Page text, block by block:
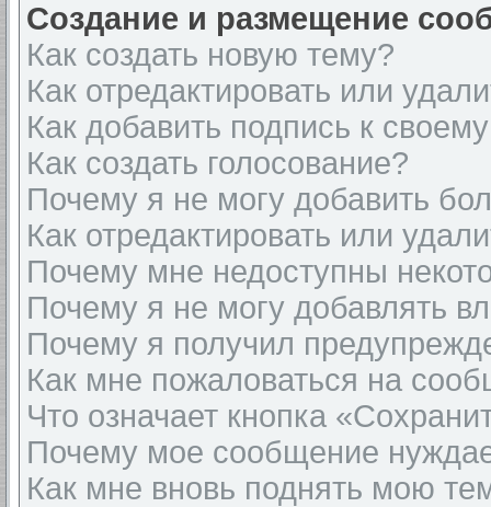
Создание и размещение
Как создать новую тему?
Как отредактировать или
Как добавить подпись к
Как создать голосование?
Почему я не могу добавить
Как отредактировать или
Почему мне недоступны
Почему я не могу добавлять
Почему я получил
Как мне пожаловаться на
Что означает кнопка
Почему мое сообщение
Как мне вновь поднять мою